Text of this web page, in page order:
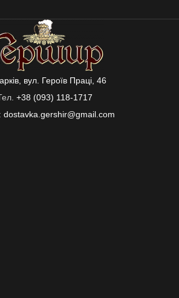
вул. Героїв Праці, 46
+38 (093) 118-1717
dostavka.gershir@gmail.com